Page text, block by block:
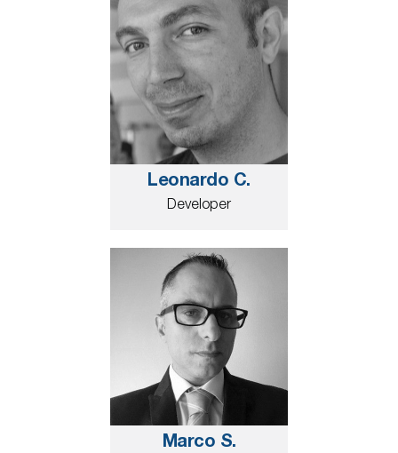
Leonardo C.
Developer
Marco S.